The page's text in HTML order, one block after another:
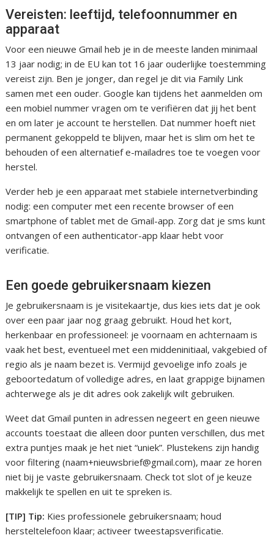
Vereisten: leeftijd, telefoonnummer en
apparaat
Voor een nieuwe Gmail heb je in de meeste landen minimaal
13 jaar nodig; in de EU kan tot 16 jaar ouderlijke toestemming
vereist zijn. Ben je jonger, dan regel je dit via Family Link
samen met een ouder. Google kan tijdens het aanmelden om
een mobiel nummer vragen om te verifiëren dat jij het bent
en om later je account te herstellen. Dat nummer hoeft niet
permanent gekoppeld te blijven, maar het is slim om het te
behouden of een alternatief e-mailadres toe te voegen voor
herstel.
Verder heb je een apparaat met stabiele internetverbinding
nodig: een computer met een recente browser of een
smartphone of tablet met de Gmail-app. Zorg dat je sms kunt
ontvangen of een authenticator-app klaar hebt voor
verificatie.
Een goede gebruikersnaam kiezen
Je gebruikersnaam is je visitekaartje, dus kies iets dat je ook
over een paar jaar nog graag gebruikt. Houd het kort,
herkenbaar en professioneel: je voornaam en achternaam is
vaak het best, eventueel met een middeninitiaal, vakgebied of
regio als je naam bezet is. Vermijd gevoelige info zoals je
geboortedatum of volledige adres, en laat grappige bijnamen
achterwege als je dit adres ook zakelijk wilt gebruiken.
Weet dat Gmail punten in adressen negeert en geen nieuwe
accounts toestaat die alleen door punten verschillen, dus met
extra puntjes maak je het niet “uniek”. Plustekens zijn handig
voor filtering (naam+nieuwsbrief@gmail.com), maar ze horen
niet bij je vaste gebruikersnaam. Check tot slot of je keuze
makkelijk te spellen en uit te spreken is.
[TIP] Tip: Kies professionele gebruikersnaam; houd
hersteltelefoon klaar; activeer tweestapsverificatie.